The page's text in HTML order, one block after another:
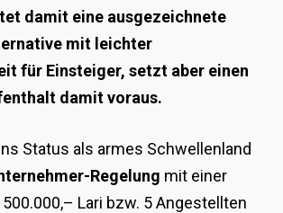
damit eine ausgezeichnete
mit leichter
für Einsteiger, setzt aber einen
damit voraus.
Status als armes Schwellenland
Regelung mit einer
Lari bzw. 5 Angestellten